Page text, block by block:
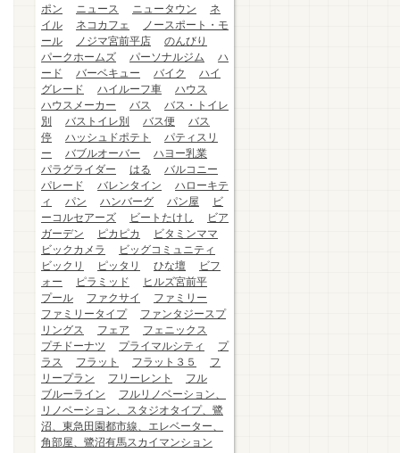
ポン
ニュース ニュータウン
ネ
イル
ネコカフェ
ノースポート・モ
ール
ノジマ宮前平店
のんびり
パークホームズ
パーソナルジム
ハ
ード
バーベキュー バイク
ハイ
グレード
ハイルーフ車
ハウス
ハウスメーカー
バス
バス・トイレ
別
バストイレ別 バス便
バス
停
ハッシュドポテト
パティスリ
ー
バブルオーバー
ハヨー乳業
パラグライダー
はる
バルコニー
パレード
バレンタイン
ハローキテ
ィ
パン ハンバーグ パン屋
ビ
ーコルセアーズ
ビートたけし
ビア
ガーデン
ピカピカ
ビタミンママ
ビックカメラ
ビッグコミュニティ
ビックリ
ピッタリ ひな壇
ビフ
ォー
ピラミッド
ヒルズ宮前平
プール
ファクサイ
ファミリー
ファミリータイプ
ファンタジースプ
リングス
フェア
フェニックス
プチドーナツ
プライマルシティ
プ
ラス
フラット フラット３５
フ
リープラン
フリーレント
フル
ブルーライン
フルリノベーション、
リノベーション、スタジオタイプ、鷺
沼、東急田園都市線、エレベーター、
角部屋、鷺沼有馬スカイマンション